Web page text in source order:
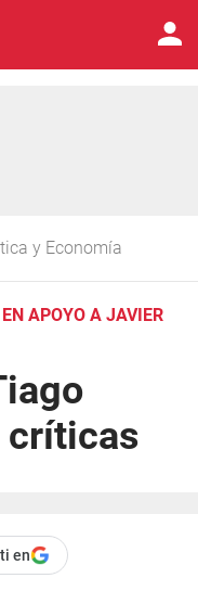
y Economía
APOYO A JAVIER
críticas
en